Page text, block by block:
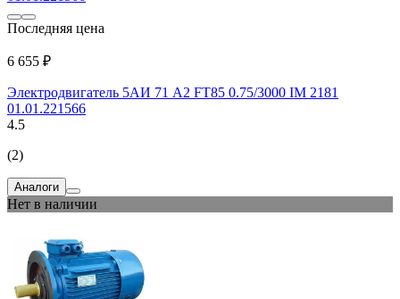
Последняя цена
6 655 ₽
Электродвигатель 5АИ 71 А2 FT85 0.75/3000 IM 2181
01.01.221566
4.5
(2)
Аналоги
Нет в наличии